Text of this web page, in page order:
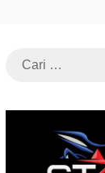
Cari